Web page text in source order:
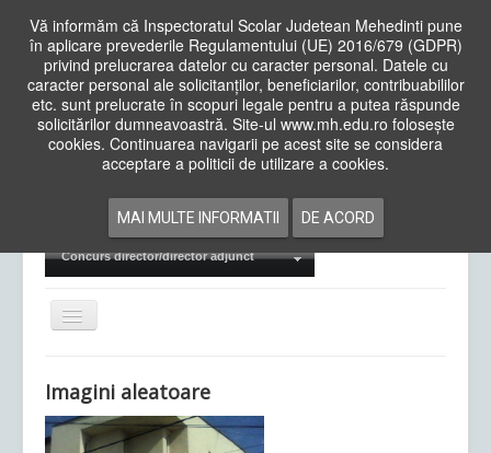
Vă informăm că Inspectoratul Scolar Judetean Mehedinti pune
în aplicare prevederile Regulamentului (UE) 2016/679 (GDPR)
privind prelucrarea datelor cu caracter personal. Datele cu
caracter personal ale solicitanților, beneficiarilor, contribuabililor
etc. sunt prelucrate în scopuri legale pentru a putea răspunde
solicitărilor dumneavoastră. Site-ul www.mh.edu.ro folosește
cookies. Continuarea navigarii pe acest site se considera
acceptare a politicii de utilizare a cookies.
MAI MULTE INFORMATII DE ACORD
Cauta
in
siteAcasa Cadre Didactice
Examene Naționale
Concurs director/director adjunct
Comută
navigarea
Imagini aleatoare